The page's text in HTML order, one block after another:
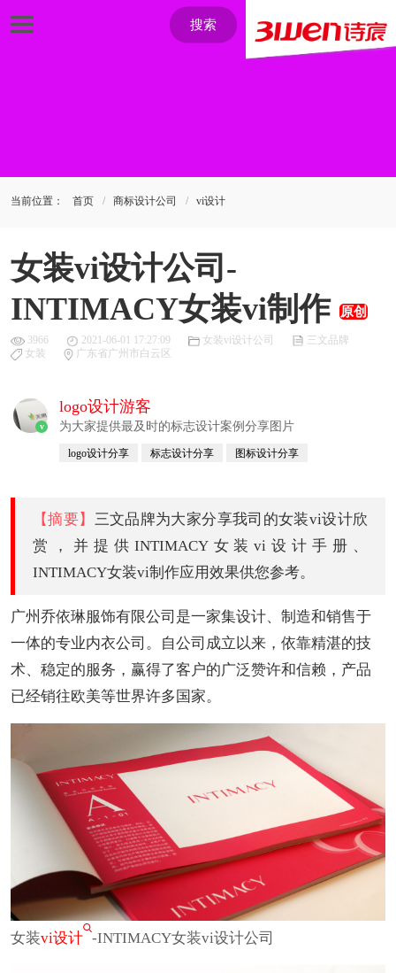
搜索
当前位置： 首页 商标设计公司 vi设计
女装vi设计公司-
INTIMACY女装vi制作
原创
3966 2021-06-01 17:27:09 女装vi设计公司
三文品牌
女装
广东省广州市白云区
v
logo设计游客
为大家提供最及时的标志设计案例分享图片
logo设计分享 标志设计分享 图标设计分享
【摘要】 三文品牌为大家分享我司的女装vi设计欣
赏，并提供INTIMACY女装vi设计手册、
INTIMACY女装vi制作应用效果供您参考。
广州乔依琳服饰有限公司是一家集设计、制造和销售于
一体的专业内衣公司。自公司成立以来，依靠精湛的技
术、稳定的服务，赢得了客户的广泛赞许和信赖，产品
已经销往欧美等世界许多国家。
女装vi设计 -INTIMACY女装vi设计公司